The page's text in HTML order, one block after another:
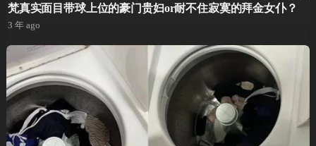
梵真实面目带球上位的豪门贵妇or耐不住寂寞的拜金女仆？
3 年 ago